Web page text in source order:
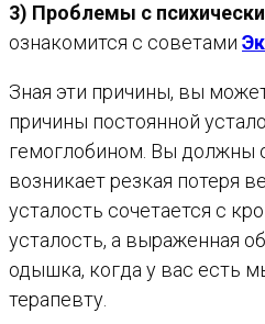
3) Проблемы с
ознакомится с советами
Зная эти причины, вы
причины постоянной
гемоглобином. Вы должны
возникает резкая потеря
усталость сочетается с
усталость, а выраженная
одышка, когда у вас есть
терапевту.